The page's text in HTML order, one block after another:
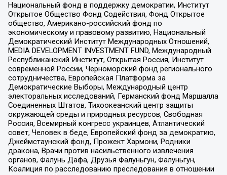
Национальный фонд в поддержку демократии, Институт
Открытое Общество Фонд Содействия, Фонд Открытое
общество, Американо-российский фонд по
экономическому и правовому развитию, Национальный
Демократический Институт Международных Отношений,
MEDIA DEVELOPMENT INVESTMENT FUND, Международный
Республиканский Институт, Открытая Россия, Институт
современной России, Черноморский фонд регионального
сотрудничества, Европейская Платформа за
Демократические Выборы, Международный центр
электоральных исследований, Германский фонд Маршалла
Соединенных Штатов, Тихоокеанский центр защиты
окружающей среды и природных ресурсов, Свободная
Россия, Всемирный конгресс украинцев, Атлантический
совет, Человек в беде, Европейский фонд за демократию,
Джеймстаунский фонд, Прожект Хармони, Родники
дракона, Врачи против насильственного извлечения
органов, Фалунь Дафа, Друзья Фалуньгун, Фалуньгун,
Коалиция по расследованию преследования в отношении